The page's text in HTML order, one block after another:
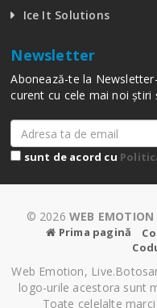
Ice It Solutions
Newsletter
Abonează-te la
curent cu cele mai noi știri
sunt de acord cu
© 2026 WEB EMOTION
Prima pagină
Web Emotion,
logo-urile acestora sunt
Toate celelalte